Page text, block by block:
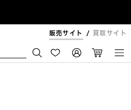
販売サイト 買取サイト